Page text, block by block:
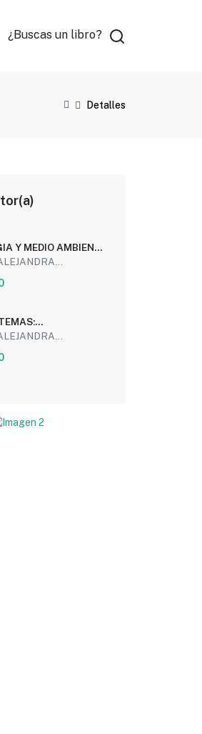
¿Buscas un libro?
Detalles
Y MEDIO AMBIENTE
ENERGIA Y